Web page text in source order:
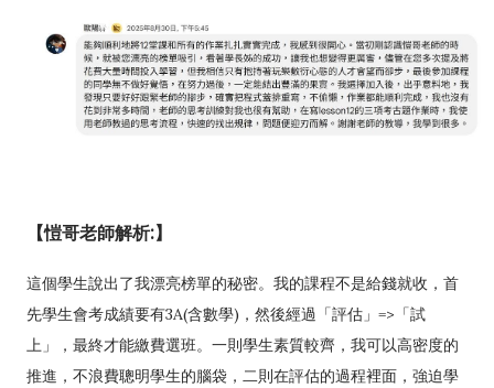
【愷哥老師解析:】
這個學生說出了我漂亮榜單的秘密。我的課程不是給錢就收，首
先學生會考成績要有3A(含數學)，然後經過「評估」=>「試
上」，最終才能繳費選班。一則學生素質較齊，我可以高密度的
推進，不浪費聰明學生的腦袋，二則在評估的過程裡面，強迫學